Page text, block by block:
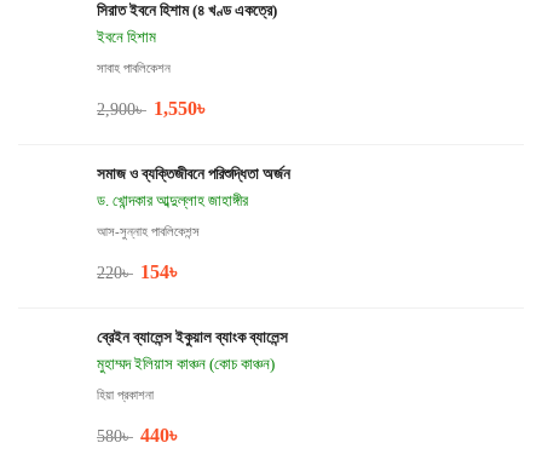
সিরাত ইবনে হিশাম (৪ খণ্ড একত্রে)
ইবনে হিশাম
সাবাহ পাবলিকেশন
2,900৳ 1,550৳
সমাজ ও ব্যক্তিজীবনে পরিশুদ্ধিতা অর্জন
ড. খোন্দকার আব্দুল্লাহ জাহাঙ্গীর
আস-সুন্নাহ পাবলিকেশন্স
220৳ 154৳
ব্রেইন ব্যালেন্স ইকুয়াল ব্যাংক ব্যালেন্স
মুহাম্মদ ইলিয়াস কাঞ্চন (কোচ কাঞ্চন)
হিয়া প্রকাশনা
580৳ 440৳